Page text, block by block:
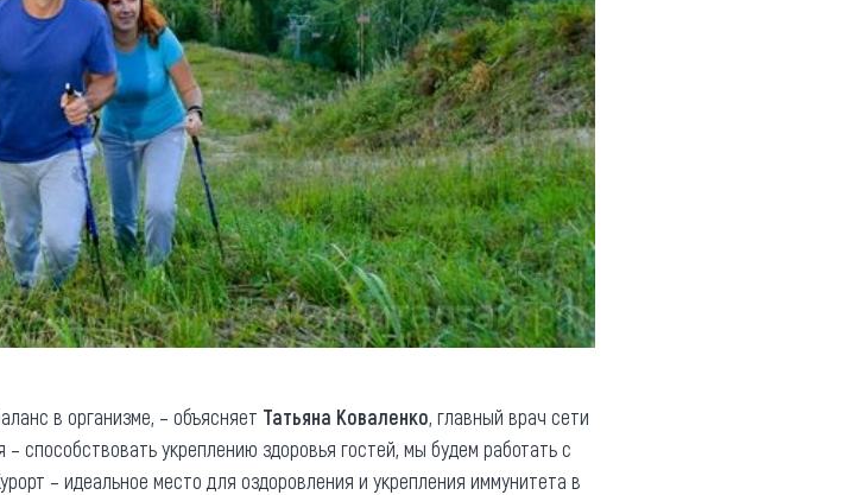
в организме, – объясняет Татьяна Коваленко, главный врач сети
способствовать укреплению здоровья гостей, мы будем работать с
– идеальное место для оздоровления и укрепления иммунитета в